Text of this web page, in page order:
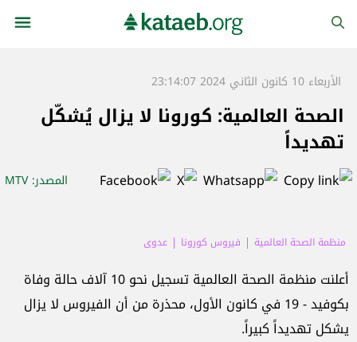
الأربعاء 10 كانون الثاني 2024 23:14:07
الصحة العالمية: كورونا لا يزال يُشكّل
تهديداً
المصدر: MTV
منظمة الصحة العالمية فيروس كورونا عدوى
أعلنت منظمة الصحة العالمية تسجيل نحو 10 آلاف حالة وفاة
بكوفيد - 19 في كانون الأول، محذرة من أن الفيروس لا يزال
يشكل تهديداً كبيراً.